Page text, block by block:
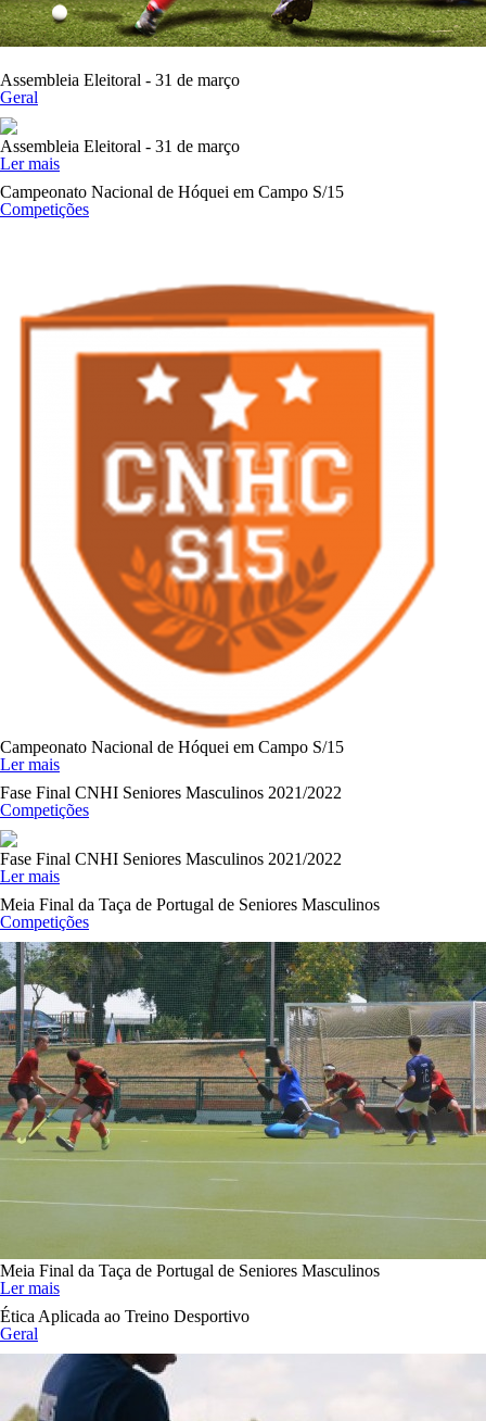
Assembleia Eleitoral - 31 de março
Geral
Assembleia Eleitoral - 31 de março
Ler mais
Campeonato Nacional de Hóquei em Campo S/15
Competições
Campeonato Nacional de Hóquei em Campo S/15
Ler mais
Fase Final CNHI Seniores Masculinos 2021/2022
Competições
Fase Final CNHI Seniores Masculinos 2021/2022
Ler mais
Meia Final da Taça de Portugal de Seniores Masculinos
Competições
Meia Final da Taça de Portugal de Seniores Masculinos
Ler mais
Ética Aplicada ao Treino Desportivo
Geral